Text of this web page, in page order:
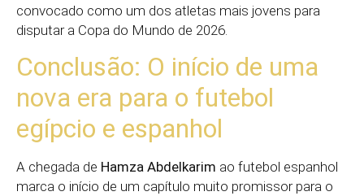
convocado como um dos atletas mais jovens para
disputar a Copa do Mundo de 2026.
Conclusão: O início de uma
nova era para o futebol
egípcio e espanhol
A chegada de Hamza Abdelkarim ao futebol espanhol
marca o início de um capítulo muito promissor para o